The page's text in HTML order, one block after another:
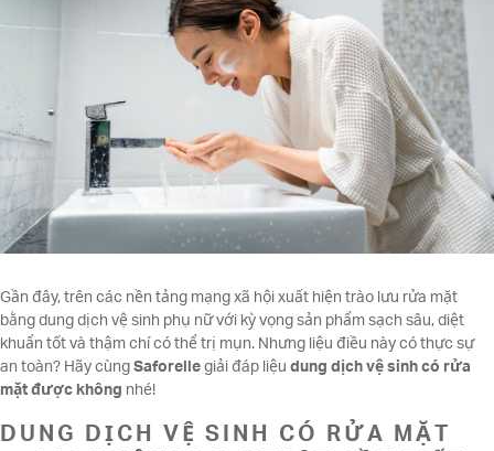
Gần đây, trên các nền tảng mạng xã hội xuất hiện trào lưu rửa mặt
bằng dung dịch vệ sinh phụ nữ với kỳ vọng sản phẩm sạch sâu, diệt
khuẩn tốt và thậm chí có thể trị mụn. Nhưng liệu điều này có thực sự
an toàn? Hãy cùng Saforelle giải đáp liệu dung dịch vệ sinh có rửa
mặt được không nhé!
DUNG DỊCH VỆ SINH CÓ RỬA MẶT